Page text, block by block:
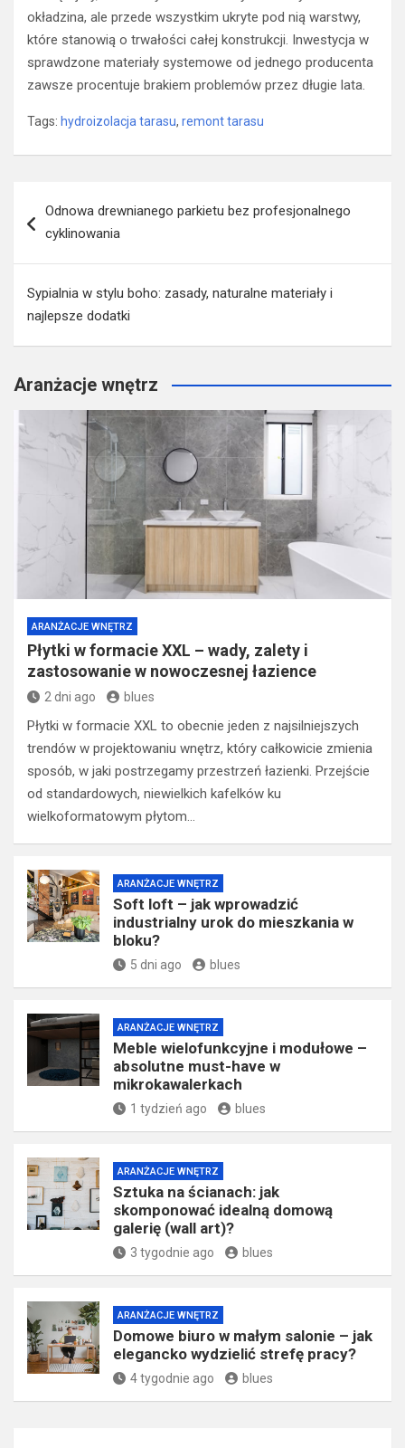
okładzina, ale przede wszystkim ukryte pod nią warstwy,
które stanowią o trwałości całej konstrukcji. Inwestycja w
sprawdzone materiały systemowe od jednego producenta
zawsze procentuje brakiem problemów przez długie lata.
Tags: hydroizolacja tarasu, remont tarasu
wpisu
Odnowa drewnianego parkietu bez profesjonalnego
cyklinowania
Sypialnia w stylu boho: zasady, naturalne materiały i
najlepsze dodatki
Aranżacje wnętrz
ARANŻACJE WNĘTRZ
Płytki w formacie XXL – wady, zalety i
zastosowanie w nowoczesnej łazience
2 dni ago blues
Płytki w formacie XXL to obecnie jeden z najsilniejszych
trendów w projektowaniu wnętrz, który całkowicie zmienia
sposób, w jaki postrzegamy przestrzeń łazienki. Przejście
od standardowych, niewielkich kafelków ku
wielkoformatowym płytom…
ARANŻACJE WNĘTRZ
Soft loft – jak wprowadzić
industrialny urok do mieszkania w
bloku?
5 dni ago blues
ARANŻACJE WNĘTRZ
Meble wielofunkcyjne i modułowe –
absolutne must-have w
mikrokawalerkach
1 tydzień ago blues
ARANŻACJE WNĘTRZ
Sztuka na ścianach: jak
skomponować idealną domową
galerię (wall art)?
3 tygodnie ago blues
ARANŻACJE WNĘTRZ
Domowe biuro w małym salonie – jak
elegancko wydzielić strefę pracy?
4 tygodnie ago blues